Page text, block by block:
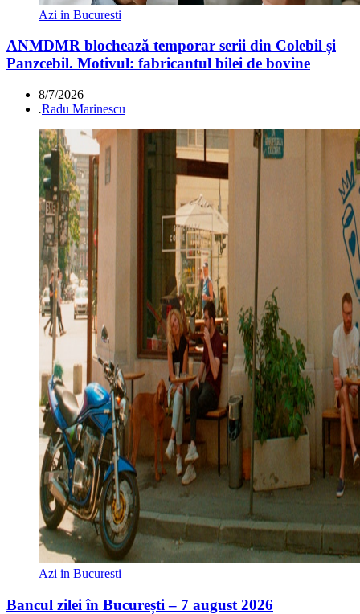
Azi in Bucuresti
ANMDMR blochează temporar serii din Colebil și
Panzcebil. Motivul: fabricantul bilei de bovine
8/7/2026
.Radu Marinescu
Azi in Bucuresti
Bancul zilei în București – 7 august 2026